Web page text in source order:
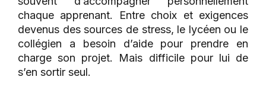
chaque apprenant. Entre choix et exigences
devenus des sources de stress, le lycéen ou le
collégien a besoin d’aide pour prendre en
charge son projet. Mais difficile pour lui de
s’en sortir seul.